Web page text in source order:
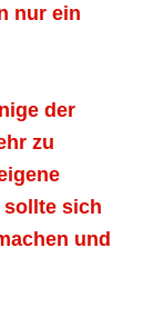
nur ein
der
zu
sollte sich
und